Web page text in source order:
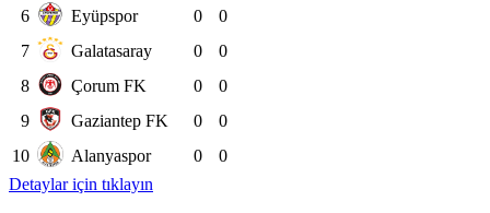
6
Eyüpspor 0
0
7
Galatasaray 0
0
8
Çorum FK 0
0
9
Gaziantep FK 0
0
10
Alanyaspor 0
0
Detaylar için tıklayın